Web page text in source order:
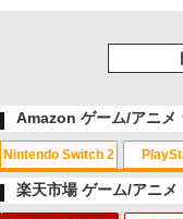
Amazon ゲーム/アニメ
Nintendo Switch 2
楽天市場 ゲーム/アニメ